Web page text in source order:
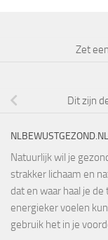
Zet
Dit zijn
NLBEWUSTGEZOND.NL
Natuurlijk wil je
strakker lichaam en
dat en waar haal je
energieker voelen
gebruik het in je